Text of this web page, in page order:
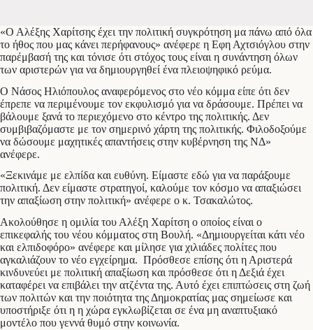
«Ο Αλέξης Χαρίτσης έχει την πολιτική συγκρότηση μα πάνω από όλα
το ήθος που μας κάνει περήφανους» ανέφερε η Εφη Αχτσιόγλου στην
παρέμβασή της και τόνισε ότι στόχος τους είναι η συνάντηση όλων
των αριστερών για να δημιουργηθεί ένα πλειοψηφικό ρεύμα.
Ο Νάσος Ηλιόπουλος αναφερόμενος στο νέο κόμμα είπε ότι δεν
έπρεπε να περιμένουμε τον εκφυλισμό για να δράσουμε. Πρέπει να
βάλουμε ξανά το περιεχόμενο στο κέντρο της πολιτικής. Δεν
συμβιβαζόμαστε με τον σημερινό χάρτη της πολιτικής. Φιλοδοξούμε
να δώσουμε μαχητικές απαντήσεις στην κυβέρνηση της ΝΔ»
ανέφερε.
«Ξεκινάμε με ελπίδα και ευθύνη. Είμαστε εδώ για να παράξουμε
πολιτική. Δεν είμαστε στρατηγοί, καλούμε τον κόσμο να απαξιώσει
την απαξίωση στην πολιτική» ανέφερε ο κ. Τσακαλώτος.
Ακολούθησε η ομιλία του Αλέξη Χαρίτση ο οποίος είναι ο
επικεφαλής του νέου κόμματος στη Βουλή. «Δημιουργείται κάτι νέο
και ελπιδοφόρο» ανέφερε και μίλησε για χιλιάδες πολίτες που
αγκαλιάζουν το νέο εγχείρημα. Πρόσθεσε επίσης ότι η Αριστερά
κινδυνεύει με πολιτική απαξίωση και πρόσθεσε ότι η Δεξιά έχει
καταφέρει να επιβάλει την ατζέντα της. Αυτό έχει επιπτώσεις στη ζωή
των πολιτών και την ποιότητα της Δημοκρατίας μας σημείωσε και
υποστήριξε ότι η η χώρα εγκλωβίζεται σε ένα μη αναπτυξιακό
μοντέλο που γεννά θυμό στην κοινωνία.